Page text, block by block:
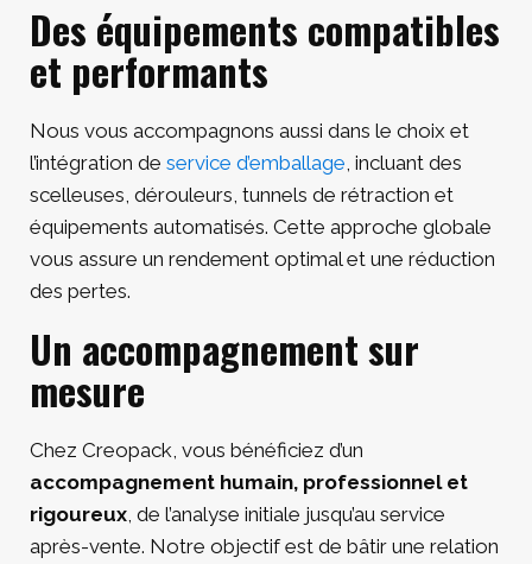
Des équipements compatibles
et performants
Nous vous accompagnons aussi dans le choix et
l’intégration de service d’emballage, incluant des
scelleuses, dérouleurs, tunnels de rétraction et
équipements automatisés. Cette approche globale
vous assure un rendement optimal et une réduction
des pertes.
Un accompagnement sur
mesure
Chez Creopack, vous bénéficiez d’un
accompagnement humain, professionnel et
rigoureux, de l’analyse initiale jusqu’au service
après-vente. Notre objectif est de bâtir une relation